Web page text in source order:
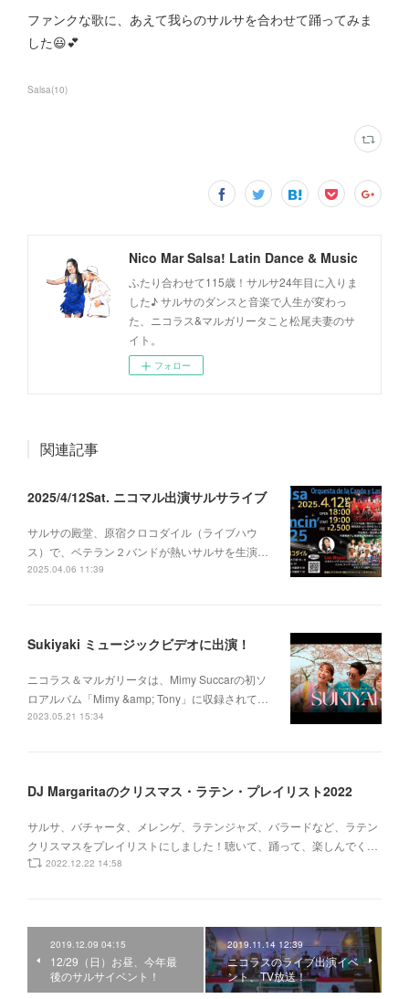
ファンクな歌に、あえて我らのサルサを合わせて踊ってみま
した😃💕
Salsa(10)
Nico Mar Salsa! Latin Dance & Music
ふたり合わせて115歳！サルサ24年目に入りま
した♪ サルサのダンスと音楽で人生が変わっ
た、ニコラス&マルガリータこと松尾夫妻のサ
イト。
フォロー
関連記事
2025/4/12Sat. ニコマル出演サルサライブ
サルサの殿堂、原宿クロコダイル（ライブハウ
ス）で、ベテラン２バンドが熱いサルサを生演…
2025.04.06 11:39
Sukiyaki ミュージックビデオに出演！
ニコラス＆マルガリータは、Mimy Succarの初ソ
ロアルバム「Mimy &amp; Tony」に収録されて…
2023.05.21 15:34
DJ Margaritaのクリスマス・ラテン・プレイリスト2022
サルサ、バチャータ、メレンゲ、ラテンジャズ、バラードなど、ラテン
クリスマスをプレイリストにしました！聴いて、踊って、楽しんでく…
2022.12.22 14:58
2019.12.09 04:15
12/29（日）お昼、今年最
後のサルサイベント！
2019.11.14 12:39
ニコラスのライブ出演イベ
ント、TV放送！